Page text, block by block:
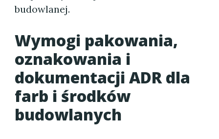
budowlanej.
Wymogi pakowania,
oznakowania i
dokumentacji ADR dla
farb i środków
budowlanych